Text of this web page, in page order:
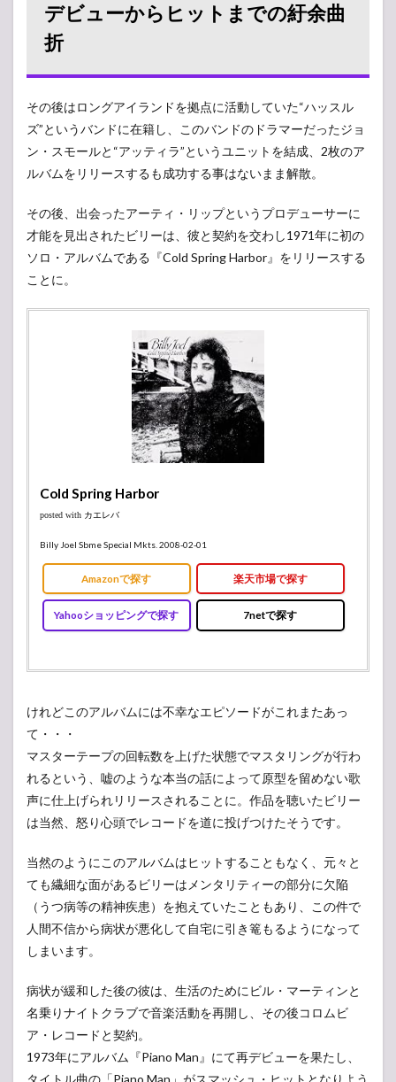
デビューからヒットまでの紆余曲
折
その後はロングアイランドを拠点に活動していた“ハッスル
ズ”というバンドに在籍し、このバンドのドラマーだったジョ
ン・スモールと“アッティラ”というユニットを結成、2枚のア
ルバムをリリースするも成功する事はないまま解散。
その後、出会ったアーティ・リップというプロデューサーに
才能を見出されたビリーは、彼と契約を交わし1971年に初の
ソロ・アルバムである『Cold Spring Harbor』をリリースする
ことに。
Cold Spring Harbor
posted with カエレバ
Billy Joel Sbme Special Mkts. 2008-02-01
Amazonで探す 楽天市場で探す
Yahooショッピングで探す 7netで探す
けれどこのアルバムには不幸なエピソードがこれまたあっ
て・・・
マスターテープの回転数を上げた状態でマスタリングが行わ
れるという、嘘のような本当の話によって原型を留めない歌
声に仕上げられリリースされることに。作品を聴いたビリー
は当然、怒り心頭でレコードを道に投げつけたそうです。
当然のようにこのアルバムはヒットすることもなく、元々と
ても繊細な面があるビリーはメンタリティーの部分に欠陥
（うつ病等の精神疾患）を抱えていたこともあり、この件で
人間不信から病状が悪化して自宅に引き篭もるようになって
しまいます。
病状が緩和した後の彼は、生活のためにビル・マーティンと
名乗りナイトクラブで音楽活動を再開し、その後コロムビ
ア・レコードと契約。
1973年にアルバム『Piano Man』にて再デビューを果たし、